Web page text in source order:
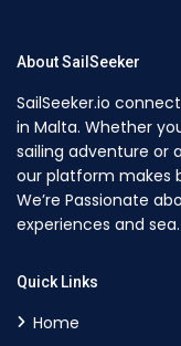
About SailSeeker
SailSeeker.io
in Malta. Whether
sailing adventure or
our platform makes
We’re Passionate
experiences and sea.
Quick Links
Home